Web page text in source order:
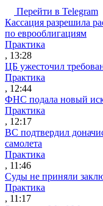
Перейти в Telegram
Кассация разрешила
по еврооблигациям
Практика
, 13:28
ЦБ ужесточил
Практика
, 12:44
ФНС подала новый
Практика
, 12:17
ВС подтвердил
самолета
Практика
, 11:46
Суды не приняли
Практика
, 11:17